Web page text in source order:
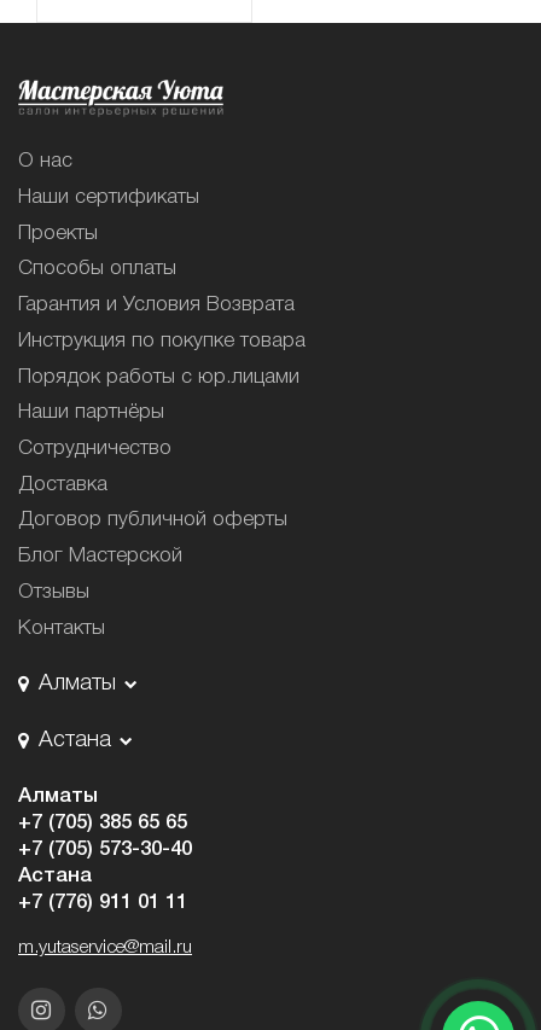
О нас
Наши сертификаты
Проекты
Способы оплаты
Гарантия и Условия Возврата
Инструкция по покупке товара
Порядок работы с юр.лицами
Наши партнёры
Сотрудничество
Доставка
Договор публичной оферты
Блог Мастерской
Отзывы
Контакты
Алматы
Астана
Алматы
+7 (705) 385 65 65
+7 (705) 573-30-40
Астана
+7 (776) 911 01 11
m.yutaservice@mail.ru